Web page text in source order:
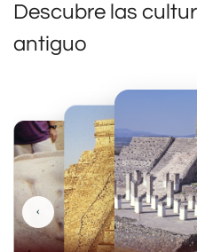
Descubre las
antiguo
‹